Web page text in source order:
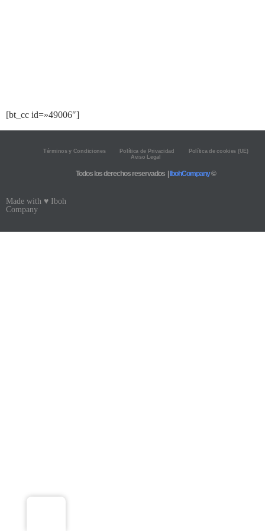
[bt_cc id=»49006″]
Términos y Condiciones Política de Privacidad
Política de cookies (UE)
Aviso Legal
Todos los derechos reservados |IbohCompany©
Made with ♥ Iboh
Company